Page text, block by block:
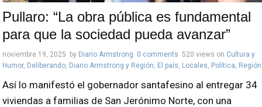
Pullaro: “La obra pública es fundamental
para que la sociedad pueda avanzar”
noviembre 19, 2025 by Diario Armstrong 0 comments 520 views on Cultura y
Humor, Deliberando Diario Armstrong y Región El país Locales Política Región
Así lo manifestó el gobernador santafesino al entregar 34
viviendas a familias de San Jerónimo Norte, con una